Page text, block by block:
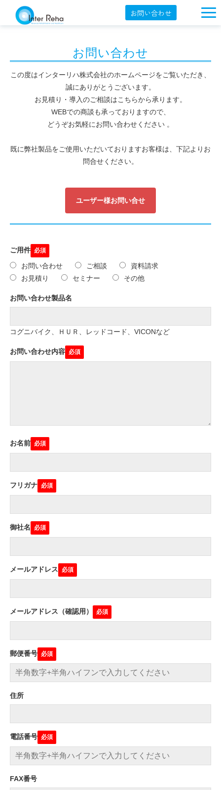
お問い合わせ
製品一覧
展示会・学会
セミナー情報
導入事例
オンラインショップ
お問い合わせ
この度はインターリハ株式会社のホームページをご覧いただき、
誠にありがとうございます。
お見積り・導入のご相談はこちらから承ります。
WEBでの商談も承っておりますので、
どうぞお気軽にお問い合わせください 。
既に弊社製品をご使用いただいておりますお客様は、下記よりお
問合せください。
ユーザー様お問い合せ
ご用件
お問い合わせ
ご相談
資料請求
お見積り
セミナー その他
お問い合わせ製品名
コグニバイク、ＨＵＲ、レッドコード、VICONなど
お問い合わせ内容
お名前
フリガナ
御社名
メールアドレス
メールアドレス（確認用）
郵便番号
住所
電話番号
FAX番号